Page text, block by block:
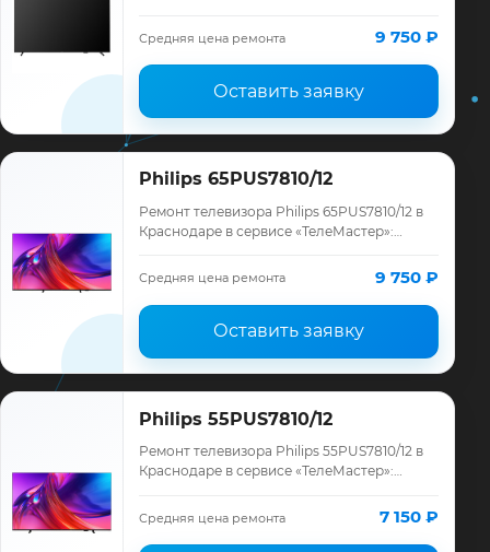
ремонта, запчасти и гарантия до 12
месяце…
Средняя цена ремонта 9 750 ₽
Оставить заявку
Philips 65PUS7810/12
Ремонт телевизора Philips 65PUS7810/12 в
Краснодаре в сервисе «ТелеМастер»:
ремонта, запчасти и гарантия до 12
месяце…
Средняя цена ремонта 9 750 ₽
Оставить заявку
Philips 55PUS7810/12
Ремонт телевизора Philips 55PUS7810/12 в
Краснодаре в сервисе «ТелеМастер»:
ремонта, запчасти и гарантия до 12
месяце…
Средняя цена ремонта 7 150 ₽